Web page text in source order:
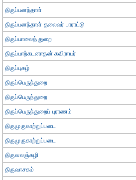
திருப்பனந்தாள்
திருப்பனந்தாள் தலைவர் பாராட்டு
திருப்பாலைத் துறை
திருப்பாற்கடனாதன் கவிராயர்
திருப்புகழ்
திருப்பெருந்துறை
திருப்பெருந்துறை
திருப்பெருந்துறைப் புராணம்
திருமுருகாற்றுப்படை
திருமுருகாற்றுப்படை
திருவலஞ்சுழி
திருவாசகம்